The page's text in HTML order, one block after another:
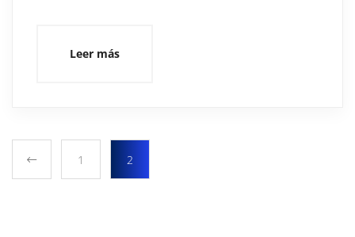
Leer más
1 2